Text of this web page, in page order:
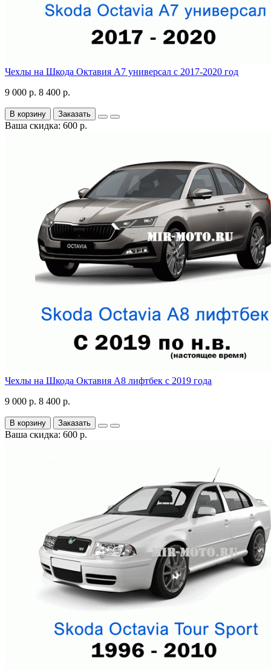
Чехлы на Шкода Октавия А7 универсал с 2017-2020 год
9 000 р. 8 400 р.
В корзину Заказать
Ваша скидка: 600 р.
Чехлы на Шкода Октавия А8 лифтбек с 2019 года
9 000 р. 8 400 р.
В корзину Заказать
Ваша скидка: 600 р.